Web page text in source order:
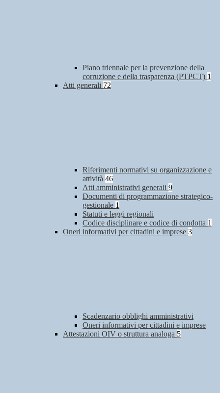
Piano triennale per la prevenzione della
corruzione e della trasparenza (PTPCT) 1
Atti generali 72
Riferimenti normativi su organizzazione e
attività 46
Atti amministrativi generali 9
Documenti di programmazione strategico-
gestionale 1
Statuti e leggi regionali
Codice disciplinare e codice di condotta 1
Oneri informativi per cittadini e imprese 3
Scadenzario obblighi amministrativi
Oneri informativi per cittadini e imprese
Attestazioni OIV o struttura analoga 5